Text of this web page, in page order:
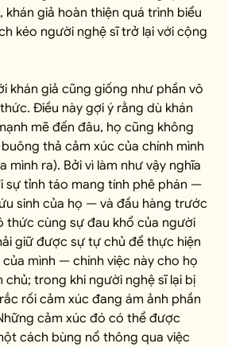
khán giả hoàn thiện quá trình biểu
kéo người nghệ sĩ trở lại với cộng
khán giả cũng giống như phần vô
Điều này gợi ý rằng dù khán
mẽ đến đâu, họ cũng không
thả cảm xúc của chính mình
mình ra). Bởi vì làm như vậy nghĩa
sự tỉnh táo mang tính phê phán —
sinh của họ — và đầu hàng trước
thức cùng sự đau khổ của người
giữ được sự tự chủ để thực hiện
mình — chính việc này cho họ
chủ; trong khi người nghệ sĩ lại bị
rối cảm xúc đang ám ảnh phần
cảm xúc đó có thể được
cách bùng nổ thông qua việc